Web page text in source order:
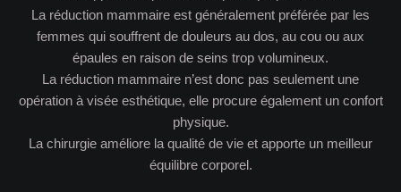
La réduction mammaire est généralement préférée par les
femmes qui souffrent de douleurs au dos, au cou ou aux
épaules en raison de seins trop volumineux.
La réduction mammaire n’est donc pas seulement une
opération à visée esthétique, elle procure également un confort
physique.
La chirurgie améliore la qualité de vie et apporte un meilleur
équilibre corporel.